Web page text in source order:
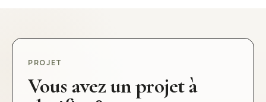
PROJET
Vous avez un projet à